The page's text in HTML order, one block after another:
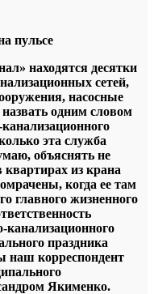
пульсе
находятся десятки
сетей,
насосные
одним словом
эта служба
объяснять не
из крана
когда ее там
главного жизненного
праздника
наш корреспондент
Якименко.